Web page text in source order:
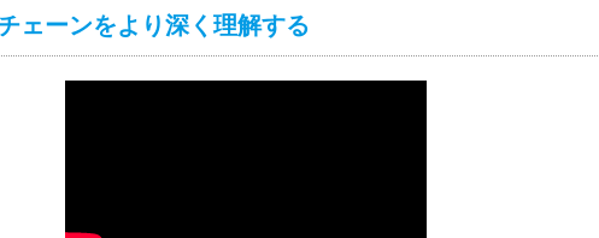
ェーンをより深く理解する